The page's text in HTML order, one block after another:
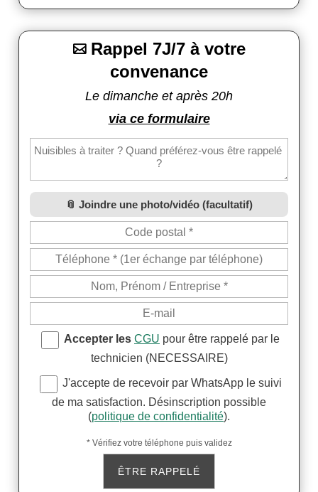
Rappel 7J/7 à votre
convenance
Le dimanche et après 20h
via ce formulaire
Joindre une photo/vidéo (facultatif)
Accepter les CGU pour être rappelé par le
technicien (NECESSAIRE)
J'accepte de recevoir par WhatsApp le suivi
de ma satisfaction. Désinscription possible
(politique de confidentialité).
* Vérifiez votre téléphone puis validez